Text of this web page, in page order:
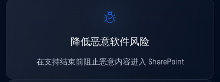
降低恶意软件风险
在支持结束前阻止恶意内容进入 SharePoint